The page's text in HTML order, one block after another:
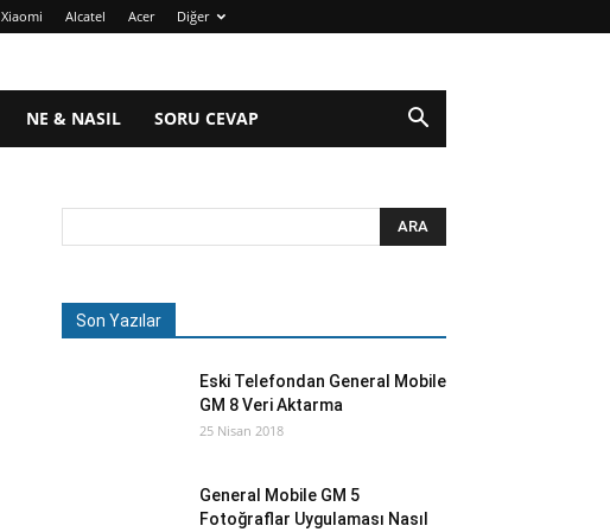
Xiaomi Alcatel Acer Diğer
NE & NASIL SORU CEVAP
Son Yazılar
Eski Telefondan General Mobile
GM 8 Veri Aktarma
25 Nisan 2018
General Mobile GM 5
Fotoğraflar Uygulaması Nasıl